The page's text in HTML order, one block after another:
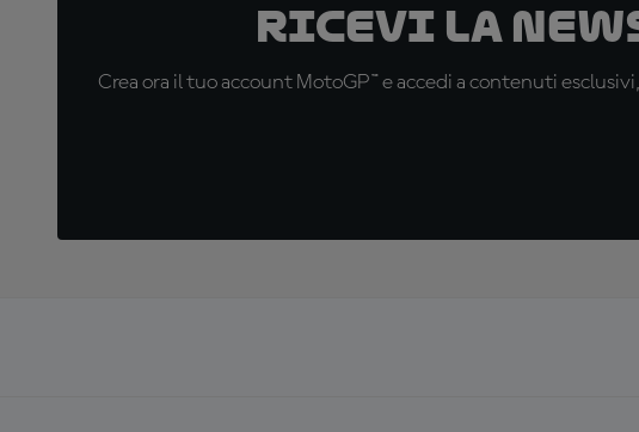
Ricevi la
Crea ora il tuo account MotoGP™ e accedi a contenuti